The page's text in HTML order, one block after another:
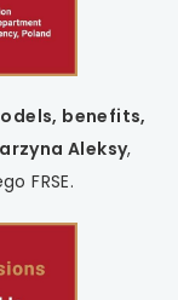
benefits,
Aleksy,
FRSE.